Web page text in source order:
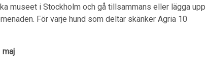
museet i Stockholm och gå tillsammans eller lägga upp
För varje hund som deltar skänker Agria 10
maj